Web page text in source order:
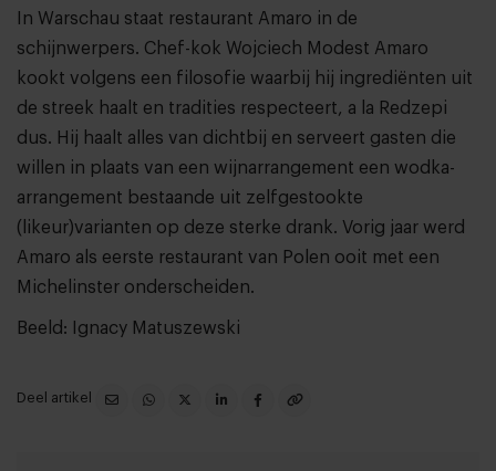
In Warschau staat restaurant Amaro in de
schijnwerpers. Chef-kok Wojciech Modest Amaro
kookt volgens een filosofie waarbij hij ingrediënten uit
de streek haalt en tradities respecteert, a la Redzepi
dus. Hij haalt alles van dichtbij en serveert gasten die
willen in plaats van een wijnarrangement een wodka-
arrangement bestaande uit zelfgestookte
(likeur)varianten op deze sterke drank. Vorig jaar werd
Amaro als eerste restaurant van Polen ooit met een
Michelinster onderscheiden.
Beeld: Ignacy Matuszewski
Deel artikel